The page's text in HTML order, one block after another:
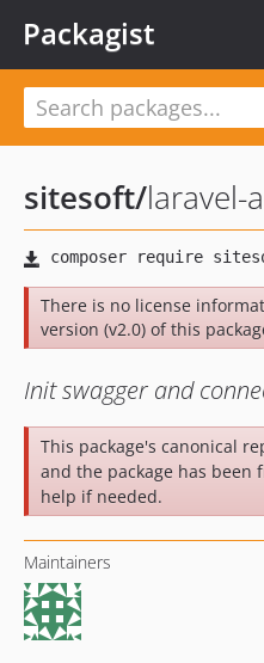
Packagist
sitesoft/laravel-
There is no license
version (v2.0) of this
Init swagger and
This package's canonical
and the package has been
help if needed.
Maintainers